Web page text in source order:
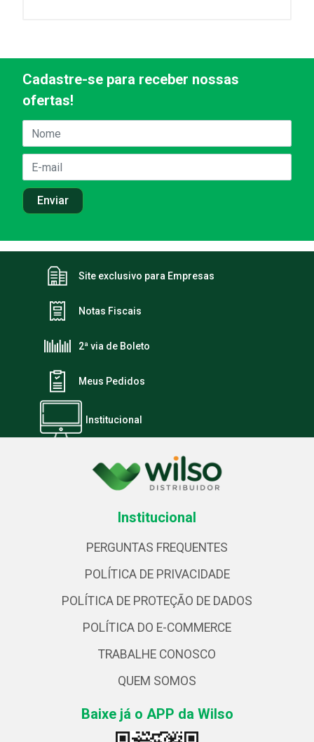
Cadastre-se para receber nossas
ofertas!
Site exclusivo para Empresas
Notas Fiscais
2ª via de Boleto
Meus Pedidos
Institucional
Institucional
PERGUNTAS FREQUENTES
POLÍTICA DE PRIVACIDADE
POLÍTICA DE PROTEÇÃO DE DADOS
POLÍTICA DO E-COMMERCE
TRABALHE CONOSCO
QUEM SOMOS
Baixe já o APP da Wilso